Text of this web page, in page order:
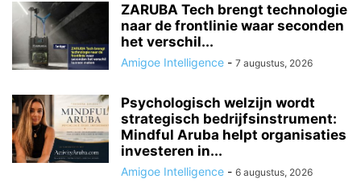
ZARUBA Tech brengt technologie
naar de frontlinie waar seconden
het verschil...
Amigoe Intelligence - 7 augustus, 2026
Psychologisch welzijn wordt
strategisch bedrijfsinstrument:
Mindful Aruba helpt organisaties
investeren in...
Amigoe Intelligence - 6 augustus, 2026